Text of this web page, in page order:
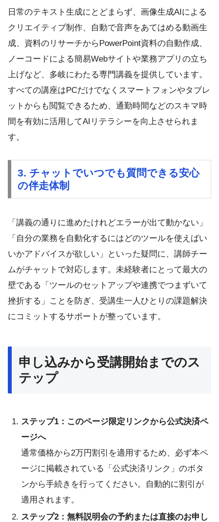
日常のテキスト生成にとどまらず、画像生成AIによる
クリエイティブ制作、自動で音声をあてはめる動画生
成、資料のリサーチからPowerPoint資料の自動作成、
ノーコードによる簡易Webサイトや業務アプリの立ち
上げなど、多岐にわたる専門講義を提供しています。
すべての講座はPCだけでなくスマートフォンやタブレ
ットからも閲覧できるため、通勤時間などのスキマ時
間を有効に活用してAIリテラシーを向上させられま
す。
3. チャットでいつでも質問できる安心
の伴走体制
「講義の通りに進めたけれどエラーが出て動かない」
「自分の業務を自動化するにはどのツールを使えばい
いかアドバイスが欲しい」といった疑問に、講師チー
ムがチャットで対応します。未経験者にとって最大の
壁である「ツールのセットアップや連携でつまずいて
挫折する」ことを防ぎ、受講生一人ひとりの課題解決
にコミットするサポートが整っています。
申し込みから受講開始までのス
テップ
ステップ1：このページ限定リンクから公式決済ペ
ージへ
通常価格から2万円割引を適用するため、必ず本ペ
ージに掲載されている「公式決済リンク」のボタ
ンから手続きを行ってください。自動的に割引が
適用されます。
ステップ2：無料説明会の予約または直接のお申し